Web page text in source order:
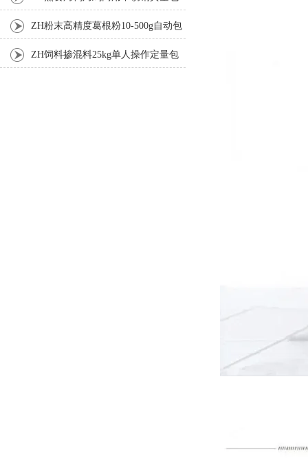
装机 ZH粉末高精度葛根粉10-500g自动包
装机 ZH饲料掺混料25kg单人操作定量包